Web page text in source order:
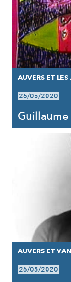
AUVERS ET LES
26/05/2020
AUVERS ET
26/05/2020